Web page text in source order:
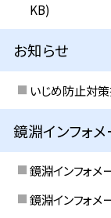
KB)
お知らせ
いじめ防止対策
鏡淵インフォメ
鏡淵インフォメ
鏡淵インフォメ